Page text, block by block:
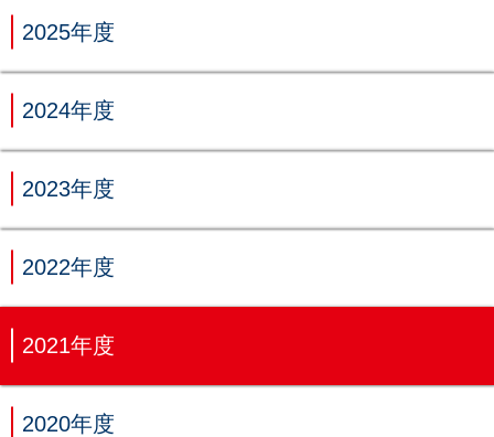
2025年度
2024年度
2023年度
2022年度
2021年度
2020年度